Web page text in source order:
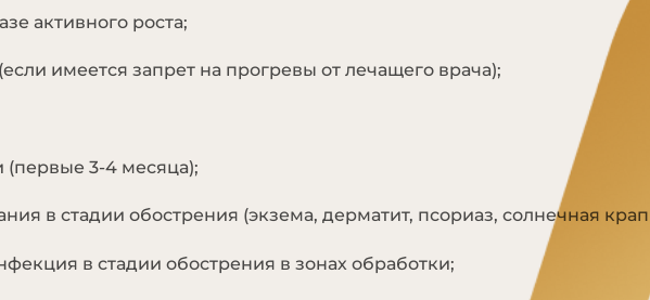
активного роста;
имеется запрет на прогревы от лечащего врача);
(первые 3-4 месяца);
в стадии обострения (экзема, дерматит, псориаз, солнечная
в стадии обострения в зонах обработки;